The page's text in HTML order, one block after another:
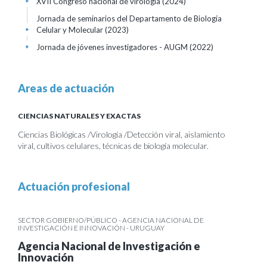
Jornada de seminarios del Departamento de Biología
Celular y Molecular(2023)
+
Jornada de jóvenes investigadores - AUGM (2022)
+
Areas de actuación
CIENCIAS NATURALES Y EXACTAS
Ciencias Biológicas /Virología /Detección viral, aislamiento
viral, cultivos celulares, técnicas de biología molecular.
Actuación profesional
SECTOR GOBIERNO/PÚBLICO - AGENCIA NACIONAL DE
INVESTIGACIÓN E INNOVACIÓN - URUGUAY
Agencia Nacional de Investigación e
Innovación